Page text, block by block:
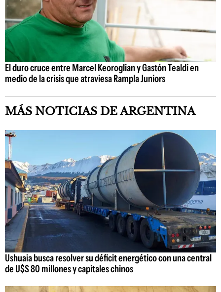
El duro cruce entre Marcel Keoroglian y Gastón Tealdi en
medio de la crisis que atraviesa Rampla Juniors
MÁS NOTICIAS DE ARGENTINA
Ushuaia busca resolver su déficit energético con una central
de U$S 80 millones y capitales chinos